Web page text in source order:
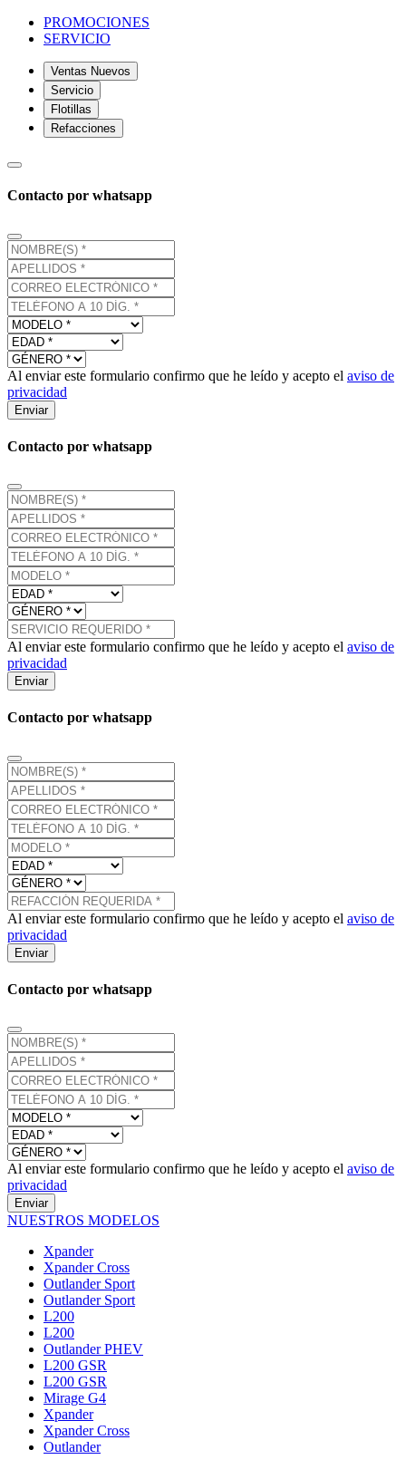
PROMOCIONES
SERVICIO
Ventas Nuevos
Servicio
Flotillas
Refacciones
Contacto por whatsapp
Al enviar este formulario confirmo que he leído y acepto el aviso de
privacidad
Enviar
Contacto por whatsapp
Al enviar este formulario confirmo que he leído y acepto el aviso de
privacidad
Enviar
Contacto por whatsapp
Al enviar este formulario confirmo que he leído y acepto el aviso de
privacidad
Enviar
Contacto por whatsapp
Al enviar este formulario confirmo que he leído y acepto el aviso de
privacidad
Enviar
NUESTROS MODELOS
Xpander
Xpander Cross
Outlander Sport
Outlander Sport
L200
L200
Outlander PHEV
L200 GSR
L200 GSR
Mirage G4
Xpander
Xpander Cross
Outlander